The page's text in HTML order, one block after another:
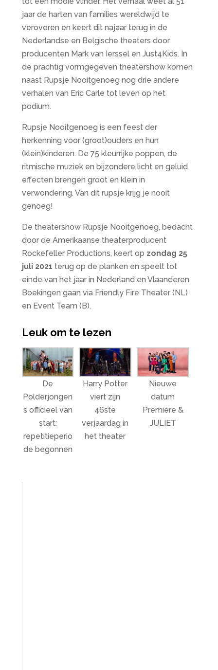
jaar de harten van families wereldwijd te
veroveren en keert dit najaar terug in de
Nederlandse en Belgische theaters door
producenten Mark van Ierssel en Just4Kids. In
de prachtig vormgegeven theatershow komen
naast Rupsje Nooitgenoeg nog drie andere
verhalen van Eric Carle tot leven op het
podium.
Rupsje Nooitgenoeg is een feest der
herkenning voor (groot)ouders en hun
(klein)kinderen. De 75 kleurrijke poppen, de
ritmische muziek en bijzondere licht en geluid
effecten brengen groot en klein in
verwondering. Van dit rupsje krijg je nooit
genoeg!
De theatershow Rupsje Nooitgenoeg, bedacht
door de Amerikaanse theaterproducent
Rockefeller Productions, keert op zondag 25
juli 2021 terug op de planken en speelt tot
einde van het jaar in Nederland en Vlaanderen.
Boekingen gaan via Friendly Fire Theater (NL)
en Event Team (B).
Leuk om te lezen
De
Polderjongen
s officieel van
start:
repetitieperio
de begonnen
Harry Potter
viert zijn
46ste
verjaardag in
het theater
Nieuwe
datum
Première &
JULIET